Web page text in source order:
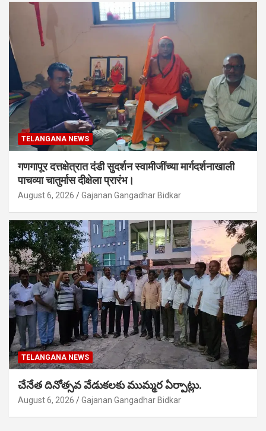
TELANGANA NEWS
गणगापूर दत्तक्षेत्रात दंडी सुदर्शन स्वामीजींच्या मार्गदर्शनाखाली
पाचव्या चातुर्मास दीक्षेला प्रारंभ।
August 6, 2026 Gajanan Gangadhar Bidkar
TELANGANA NEWS
చేనేత దినోత్సవ వేడుకలకు ముమ్మర ఏర్పాట్లు.
August 6, 2026 Gajanan Gangadhar Bidkar